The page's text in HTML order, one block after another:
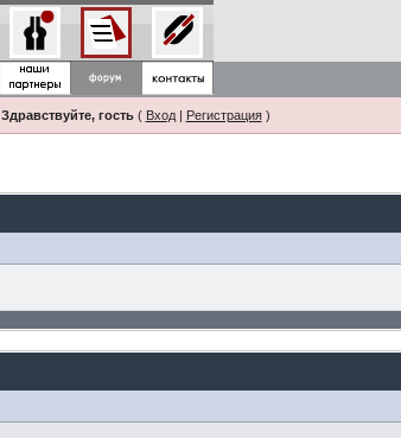
Здравствуйте, гость( Вход| Регистрация)